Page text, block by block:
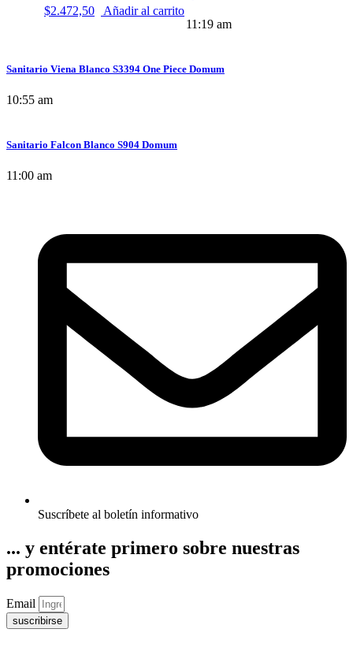
$2.472,50 Añadir al carrito
11:19 am
Sanitario Viena Blanco S3394 One Piece Domum
10:55 am
Sanitario Falcon Blanco S904 Domum
11:00 am
Suscríbete al boletín informativo
... y entérate primero sobre nuestras
promociones
Email
suscribirse